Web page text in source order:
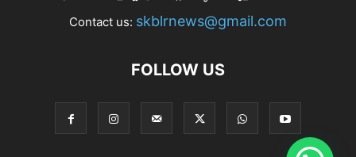
Contact us: skblrnews@gmail.com
FOLLOW US